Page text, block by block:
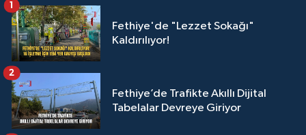
Fethiye'de "Lezzet Sokağı"
Kaldırılıyor!
1
Fethiye’de Trafikte Akıllı Dijital
Tabelalar Devreye Giriyor
2